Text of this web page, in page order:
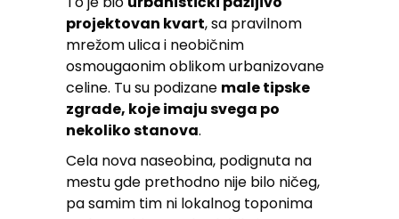
projektovan kvart, sa pravilnom
mrežom ulica i neobičnim
osmougaonim oblikom urbanizovane
celine. Tu su podizane male tipske
zgrade, koje imaju svega po
nekoliko stanova.
Cela nova naseobina, podignuta na
mestu gde prethodno nije bilo ničeg,
pa samim tim ni lokalnog toponima